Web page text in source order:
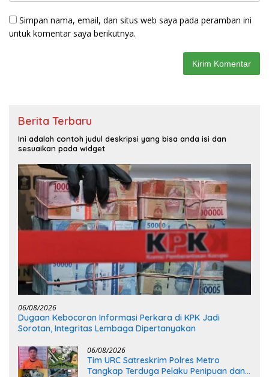
Simpan nama, email, dan situs web saya pada peramban ini
untuk komentar saya berikutnya.
Berita Terbaru
Ini adalah contoh judul deskripsi yang bisa anda isi dan
sesuaikan pada widget
06/08/2026
Dugaan Kebocoran Informasi Perkara di KPK Jadi
Sorotan, Integritas Lembaga Dipertanyakan
06/08/2026
Tim URC Satreskrim Polres Metro
Tangkap Terduga Pelaku Penipuan dan